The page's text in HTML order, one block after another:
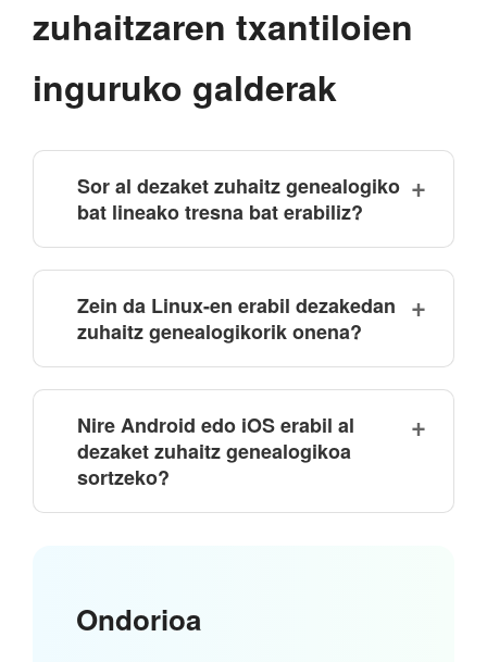
zuhaitzaren txantiloien
inguruko galderak
Sor al dezaket zuhaitz genealogiko
bat lineako tresna bat erabiliz?
Zein da Linux-en erabil dezakedan
zuhaitz genealogikorik onena?
Nire Android edo iOS erabil al
dezaket zuhaitz genealogikoa
sortzeko?
Ondorioa